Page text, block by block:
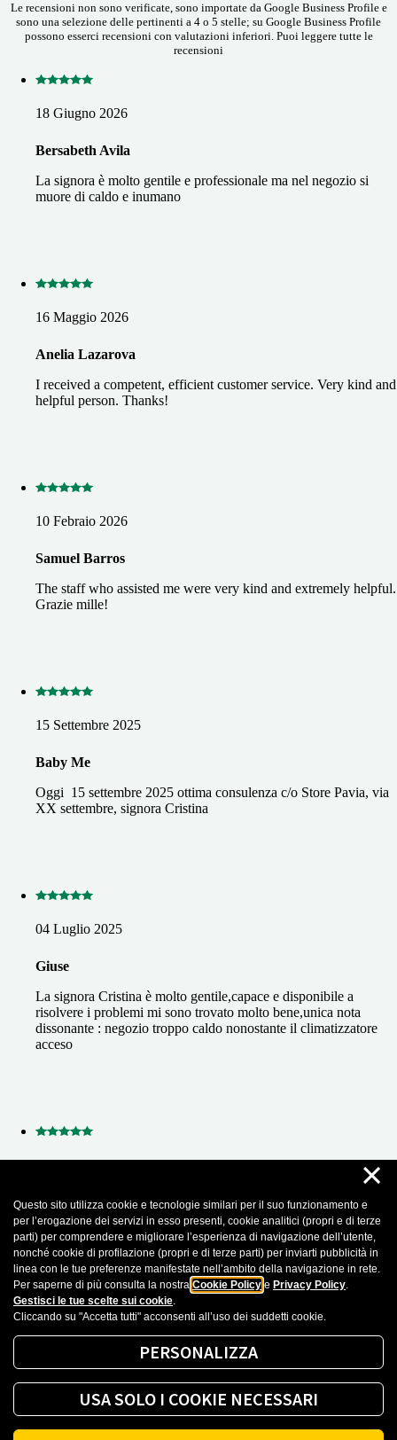
Questo sito utilizza cookie e tecnologie similari per il suo funzionamento e
per l’erogazione dei servizi in esso presenti, cookie analitici (propri e di terze
parti) per comprendere e migliorare l’esperienza di navigazione dell’utente,
nonché cookie di profilazione (propri e di terze parti) per inviarti pubblicità in
linea con le tue preferenze manifestate nell’ambito della navigazione in rete.
Per saperne di più consulta la nostra Cookie Policy e Privacy Policy.
Gestisci le tue scelte sui cookie.
Cliccando su "Accetta tutti" acconsenti all’uso dei suddetti cookie.
×
PERSONALIZZA
USA SOLO I COOKIE NECESSARI
Le recensioni non sono verificate, sono importate da Google Business Profile e
sono una selezione delle pertinenti a 4 o 5 stelle; su Google Business Profile
possono esserci recensioni con valutazioni inferiori. Puoi leggere tutte le
recensioni
18 Giugno 2026
Bersabeth Avila
La signora è molto gentile e professionale ma nel negozio si
muore di caldo e inumano
16 Maggio 2026
Anelia Lazarova
I received a competent, efficient customer service. Very kind and
helpful person. Thanks!
10 Febraio 2026
Samuel Barros
The staff who assisted me were very kind and extremely helpful.
Grazie mille!
15 Settembre 2025
Baby Me
Oggi 15 settembre 2025 ottima consulenza c/o Store Pavia, via
XX settembre, signora Cristina
04 Luglio 2025
Giuse
La signora Cristina è molto gentile,capace e disponibile a
risolvere i problemi mi sono trovato molto bene,unica nota
dissonante : negozio troppo caldo nonostante il climatizzatore
acceso
16 Febraio 2025
massimiliano manni
Decisamente oltre ogni mia aspettativa,la Signora Cristina molto
paziente e preparatissima,pronta a consigliarti e
guidarti,finalmente un posto dove ci si possa interfacciare con
una persona Fisica….Grazie per questo servizio,grazie Cristina.
Recensioni importate da Google Business Profile. Puoi leggere tutte le recensioni
cliccando sul seguenteLink